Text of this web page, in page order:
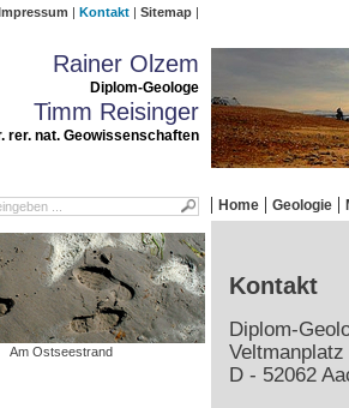
Kontakt Sitemap
Rainer Olzem
Diplom-Geologe
Timm Reisinger
rer. nat. Geowissenschaften
Home Geologie
Am Ostseestrand
Kontakt
Diplom-
Veltmanplatz
D - 52062